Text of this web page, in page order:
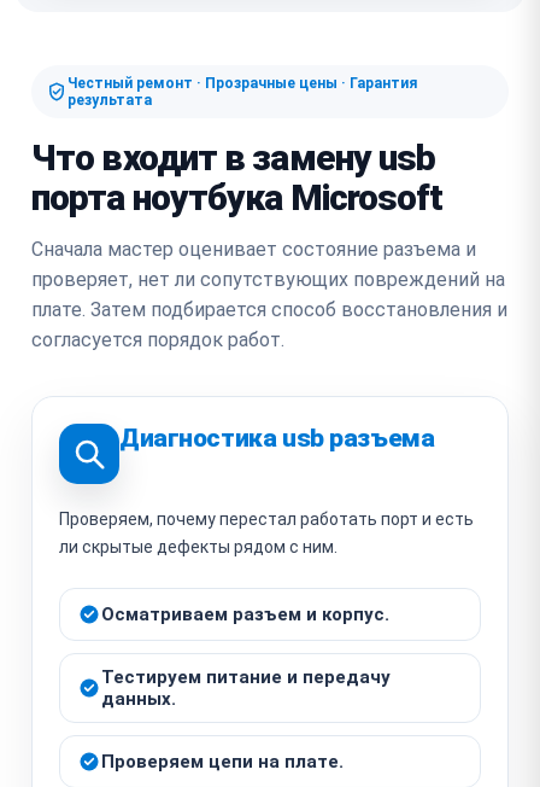
Честный ремонт · Прозрачные цены · Гарантия
результата
Что входит в замену usb
порта ноутбука Microsoft
Сначала мастер оценивает состояние разъема и
проверяет, нет ли сопутствующих повреждений на
плате. Затем подбирается способ восстановления и
согласуется порядок работ.
Диагностика usb разъема
Проверяем, почему перестал работать порт и есть
ли скрытые дефекты рядом с ним.
Осматриваем разъем и корпус.
Тестируем питание и передачу
данных.
Проверяем цепи на плате.